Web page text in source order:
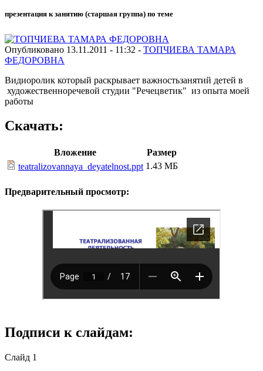
презентация к занятию (старшая группа) по теме
Опубликовано 13.11.2011 - 11:32 - ТОПЧИЕВА ТАМАРА
ФЕДОРОВНА
Видиоролик который раскрывает важностьзанятий детей в
художественноречевой студии "Речецветик" из опыта моей
работы
Скачать:
Вложение
Размер
teatralizovannaya_deyatelnost.ppt 1.43 МБ
Предварительный просмотр:
Подписи к слайдам:
Слайд 1